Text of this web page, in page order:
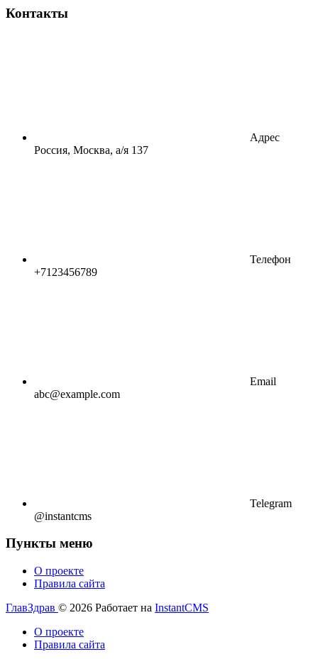
Контакты
Адрес
Россия, Москва, а/я 137
Телефон
+7123456789
Email
abc@example.com
Telegram
@instantcms
Пункты меню
О проекте
Правила сайта
ГлавЗдрав © 2026 Работает на InstantCMS
О проекте
Правила сайта